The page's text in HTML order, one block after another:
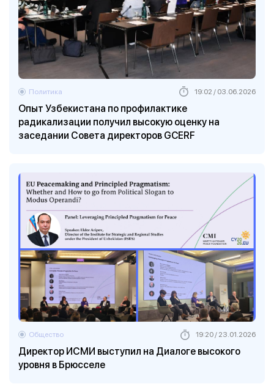
Опыт Узбекистана по профилактике
радикализации получил высокую оценку на
заседании Совета директоров GCERF
Политика 19:02 / 03.06.2026
Директор ИСМИ выступил на Диалоге высокого
уровня в Брюсселе
Общество 19:20 / 23.01.2026